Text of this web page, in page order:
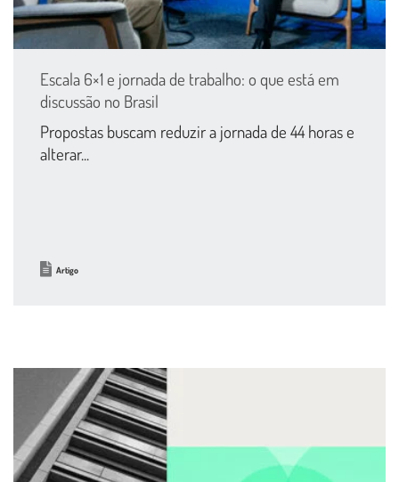
Escala 6×1 e jornada de trabalho: o que está em
discussão no Brasil
Propostas buscam reduzir a jornada de 44 horas e
alterar...
Artigo